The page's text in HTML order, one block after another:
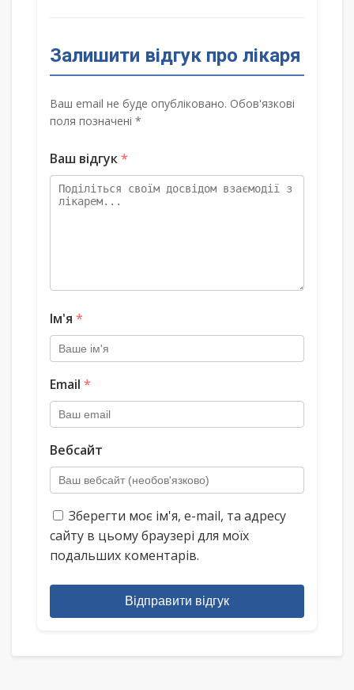
Залишити відгук про лікаря
Ваш email не буде опубліковано. Обов'язкові
поля позначені *
Ваш відгук*
Ім'я *
Email *
Вебсайт
Зберегти моє ім'я, e-mail, та адресу
сайту в цьому браузері для моїх
подальших коментарів.
Відправити відгук